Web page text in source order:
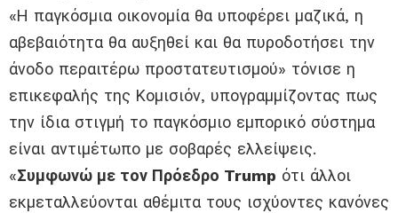
«Η παγκόσμια οικονομία θα υποφέρει μαζικά, η
αβεβαιότητα θα αυξηθεί και θα πυροδοτήσει την
άνοδο περαιτέρω προστατευτισμού» τόνισε η
επικεφαλής της Κομισιόν, υπογραμμίζοντας πως
την ίδια στιγμή το παγκόσμιο εμπορικό σύστημα
είναι αντιμέτωπο με σοβαρές ελλείψεις.
«Συμφωνώ με τον Πρόεδρο Trump ότι άλλοι
εκμεταλλεύονται αθέμιτα τους ισχύοντες κανόνες